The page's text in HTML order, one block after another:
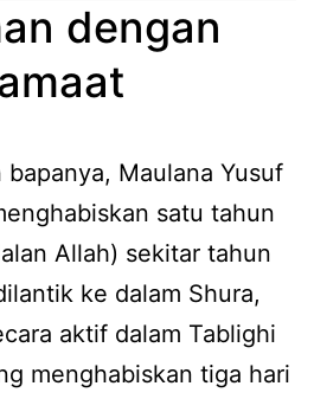
dengan
Maulana Yusuf
satu tahun
Allah) sekitar tahun
ke dalam Shura,
aktif dalam Tablighi
menghabiskan tiga hari